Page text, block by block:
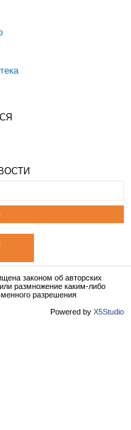
законом об авторских
размножение каким-либо
разрешения
Powered by X5Studio